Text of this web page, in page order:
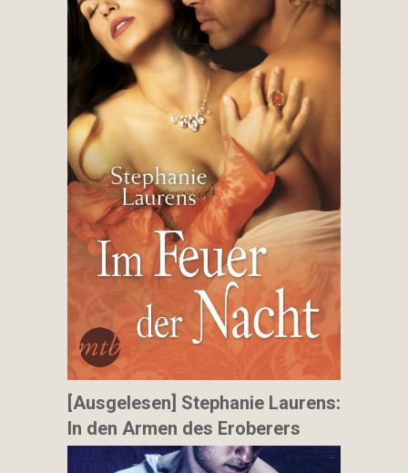
[Ausgelesen] Stephanie Laurens:
In den Armen des Eroberers